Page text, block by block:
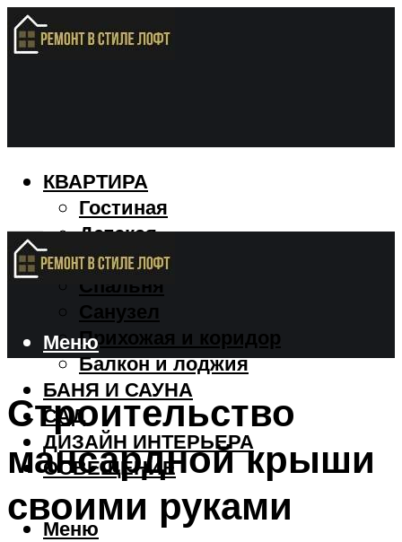
КВАРТИРА
Гостиная
Детская
Кухня
Спальня
Санузел
Прихожая и коридор
Балкон и лоджия
БАНЯ И САУНА
САД
ДИЗАЙН ИНТЕРЬЕРА
ОСВЕЩЕНИЕ
Меню
Меню
Строительство
мансардной крыши
своими руками